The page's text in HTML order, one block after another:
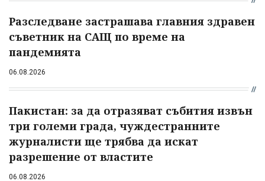
Разследване застрашава главния здравен
съветник на САЩ по време на
пандемията
06.08.2026
Пакистан: за да отразяват събития извън
три големи града, чуждестранните
журналисти ще трябва да искат
разрешение от властите
06.08.2026